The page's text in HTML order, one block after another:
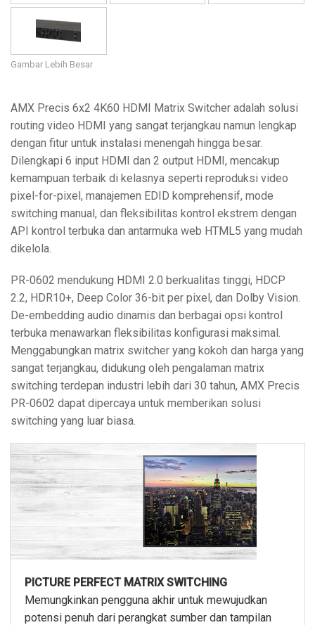
Gambar Lebih Besar
AMX Precis 6x2 4K60 HDMI Matrix Switcher adalah solusi
routing video HDMI yang sangat terjangkau namun lengkap
dengan fitur untuk instalasi menengah hingga besar.
Dilengkapi 6 input HDMI dan 2 output HDMI, mencakup
kemampuan terbaik di kelasnya seperti reproduksi video
pixel-for-pixel, manajemen EDID komprehensif, mode
switching manual, dan fleksibilitas kontrol ekstrem dengan
API kontrol terbuka dan antarmuka web HTML5 yang mudah
dikelola.
PR-0602 mendukung HDMI 2.0 berkualitas tinggi, HDCP
2.2, HDR10+, Deep Color 36-bit per pixel, dan Dolby Vision.
De-embedding audio dinamis dan berbagai opsi kontrol
terbuka menawarkan fleksibilitas konfigurasi maksimal.
Menggabungkan matrix switcher yang kokoh dan harga yang
sangat terjangkau, didukung oleh pengalaman matrix
switching terdepan industri lebih dari 30 tahun, AMX Precis
PR-0602 dapat dipercaya untuk memberikan solusi
switching yang luar biasa.
PICTURE PERFECT MATRIX SWITCHING
Memungkinkan pengguna akhir untuk mewujudkan
potensi penuh dari perangkat sumber dan tampilan